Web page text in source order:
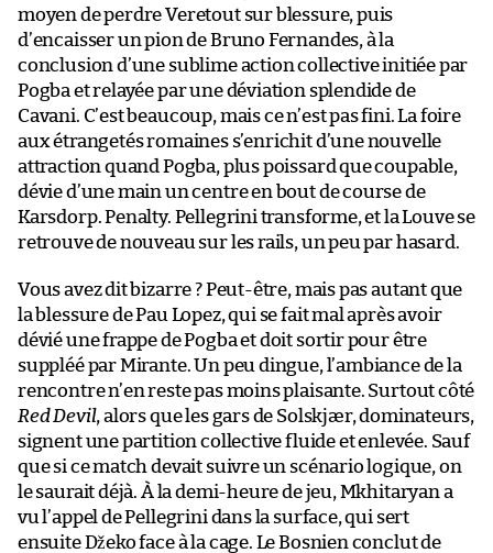
moyen de perdre Veretout sur blessure, puis
d’encaisser un pion de Bruno Fernandes, à la
conclusion d’une sublime action collective initiée par
Pogba et relayée par une déviation splendide de
Cavani. C’est beaucoup, mais ce n’est pas fini. La foire
aux étrangetés romaines s’enrichit d’une nouvelle
attraction quand Pogba, plus poissard que coupable,
dévie d’une main un centre en bout de course de
Karsdorp. Penalty. Pellegrini transforme, et la Louve se
retrouve de nouveau sur les rails, un peu par hasard.
Vous avez dit bizarre ? Peut-être, mais pas autant que
la blessure de Pau Lopez, qui se fait mal après avoir
dévié une frappe de Pogba et doit sortir pour être
suppléé par Mirante. Un peu dingue, l’ambiance de la
rencontre n’en reste pas moins plaisante. Surtout côté
Red Devil, alors que les gars de Solskjær, dominateurs,
signent une partition collective fluide et enlevée. Sauf
que si ce match devait suivre un scénario logique, on
le saurait déjà. À la demi-heure de jeu, Mkhitaryan a
vu l’appel de Pellegrini dans la surface, qui sert
ensuite Džeko face à la cage. Le Bosnien conclut de